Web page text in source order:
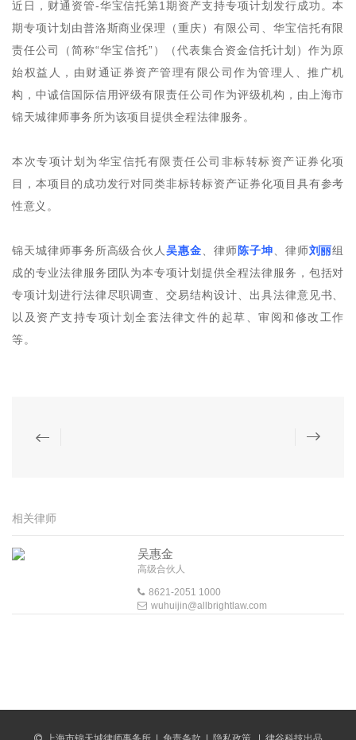
近日，财通资管-华宝信托第1期资产支持专项计划发行成功。本
期专项计划由普洛斯商业保理（重庆）有限公司、华宝信托有限
责任公司（简称“华宝信托”）（代表集合资金信托计划）作为原
始权益人，由财通证券资产管理有限公司作为管理人、推广机
构，中诚信国际信用评级有限责任公司作为评级机构，由上海市
锦天城律师事务所为该项目提供全程法律服务。
本次专项计划为华宝信托有限责任公司非标转标资产证券化项
目，本项目的成功发行对同类非标转标资产证券化项目具有参考
性意义。
锦天城律师事务所高级合伙人吴惠金 、律师陈子坤 、律师刘丽组
成的专业法律服务团队为本专项计划提供全程法律服务，包括对
专项计划进行法律尽职调查、交易结构设计、出具法律意见书、
以及资产支持专项计划全套法律文件的起草、审阅和修改工作
等。
相关律师
吴惠金
高级合伙人
8621-2051 1000
wuhuijin@allbrightlaw.com